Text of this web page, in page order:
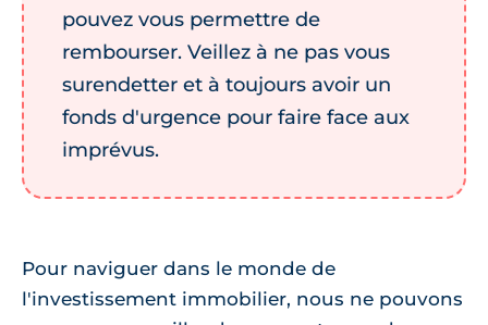
pouvez vous permettre de
rembourser. Veillez à ne pas vous
surendetter et à toujours avoir un
fonds d'urgence pour faire face aux
imprévus.
Pour naviguer dans le monde de
l'investissement immobilier, nous ne pouvons